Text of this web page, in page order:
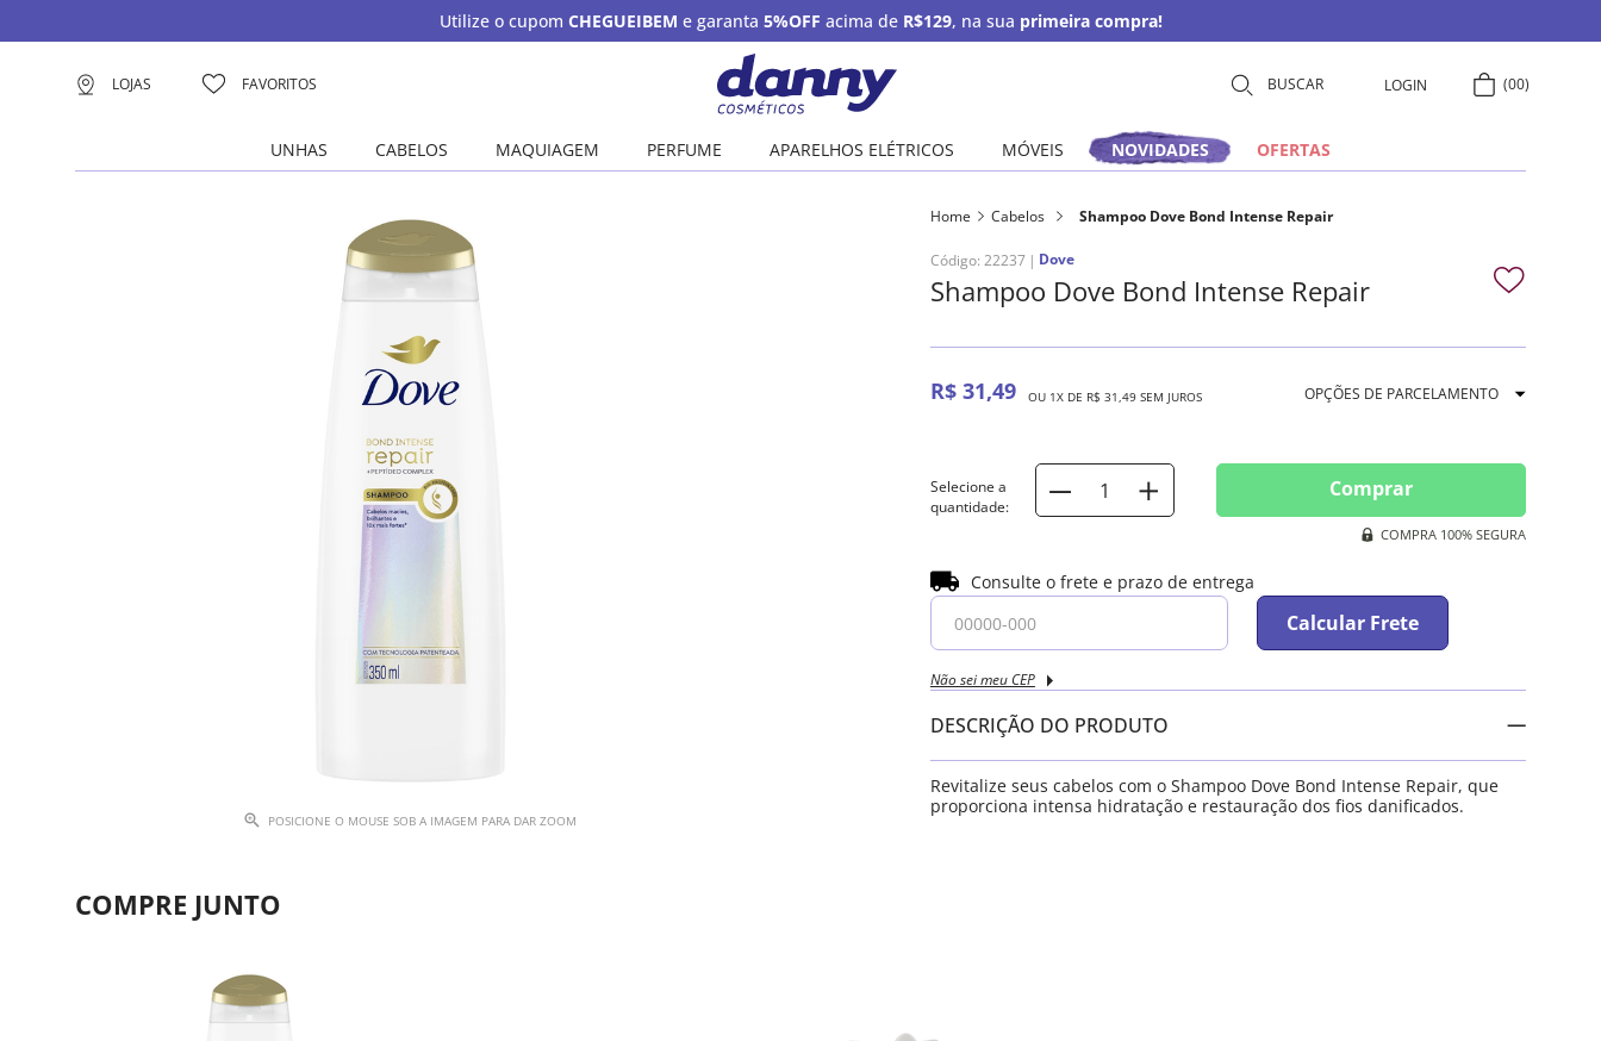
Utilize o cupom CHEGUEIBEM e garanta 5%OFF acima de R$129, na sua primeira compra!
LOJAS FAVORITOS LOGIN 00
UNHAS CABELOS MAQUIAGEM PERFUME APARELHOS ELÉTRICOS MÓVEIS NOVIDADES OFERTAS
POSICIONE O MOUSE SOB A IMAGEM PARA DAR ZOOM
Home Cabelos Shampoo Dove Bond Intense Repair
Código: 22237 Dove
Shampoo Dove Bond Intense Repair
R$ 31,49 OU 1X DE R$ 31,49SEM JUROS OPÇÕES DE PARCELAMENTO
Comprar
COMPRA 100% SEGURA
Consulte o frete e prazo de entrega
Calcular Frete
Não sei meu CEP
DESCRIÇÃO DO PRODUTO
Revitalize seus cabelos com o Shampoo Dove Bond Intense Repair, que
proporciona intensa hidratação e restauração dos fios danificados.
COMPRE JUNTO